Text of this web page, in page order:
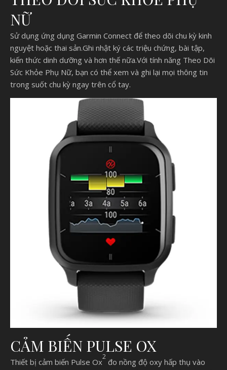
NỮ
Sử dụng ứng dụng Garmin Connect để theo dõi chu kỳ kinh
nguyệt hoặc thai sản.Ghi nhật ký các triệu chứng, bài tập,
kiến thức dinh dưỡng và hơn thế nữa.Với tính năng Theo Dõi
Sức Khỏe Phụ Nữ, bạn có thể xem và ghi lại mọi thông tin
trong suốt chu kỳ ngay trên cổ tay.
CẢM BIẾN PULSE OX
Thiết bị cảm biến Pulse Ox
2
đo nồng độ oxy hấp thụ vào